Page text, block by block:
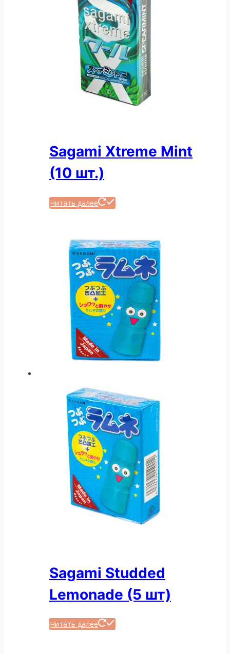
Sagami Xtreme Mint
(10 шт.)
Читать далее
Sagami Studded
Lemonade (5 шт)
Читать далее